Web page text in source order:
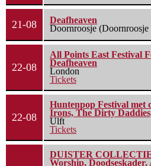
21-08
Deafheaven
Doornroosje
22-08
All Points East Festival
Deafheaven
London
Tickets
22-08
Huntenpop Festival met
Irons, The Dirty
Ulft
Tickets
DUISTER
Worship,